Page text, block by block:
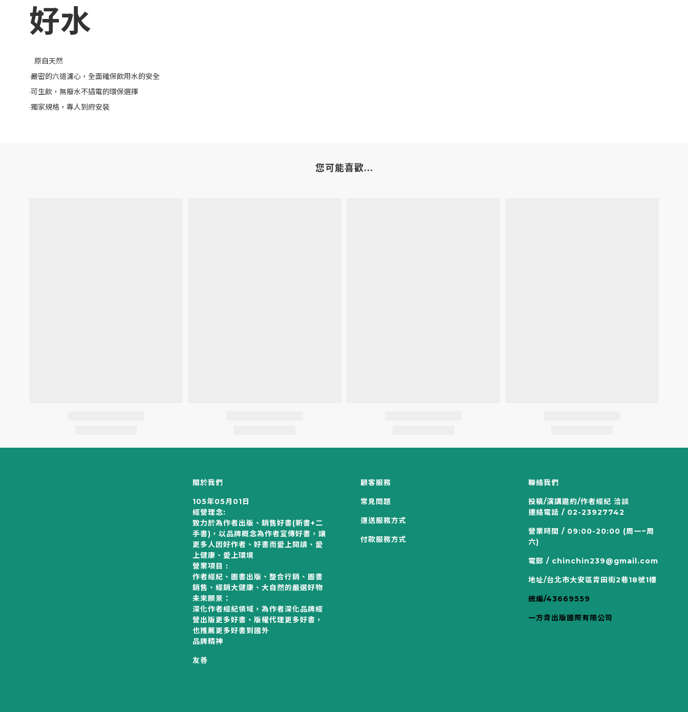
好水
原自天然
·嚴密的六道濾心，全面確保飲用水的安全
·可生飲，無廢水不插電的環保選擇
·獨家規格，專人到府安裝
您可能喜歡...
關於我們
105年05月01日
經營理念:
致力於為作者出版、銷售好書(新書+二
手書)，以品牌概念為作者宣傳好書，讓
更多人因好作者、好書而愛上閱讀、愛
上健康、愛上環境
營業項目 :
作者經紀、圖書出版、整合行銷、圖書
銷售、經銷大健康、大自然的嚴選好物
未來願景：
深化作者經紀領域，為作者深化品牌經
營出版更多好書、版權代理更多好書，
也推薦更多好書到國外
品牌精神
友善
顧客服務
常見問題
運送服務方式
付款服務方式
聯絡我們
投稿/演講邀約/作者經紀 洽談
連絡電話 / 02-23927742
營業時間 / 09:00-20:00 (周一~周
六)
電郵 / chinchin239@gmail.com
地址/台北市大安區青田街2巷18號1樓
統編/43669559
一方青出版國際有限公司